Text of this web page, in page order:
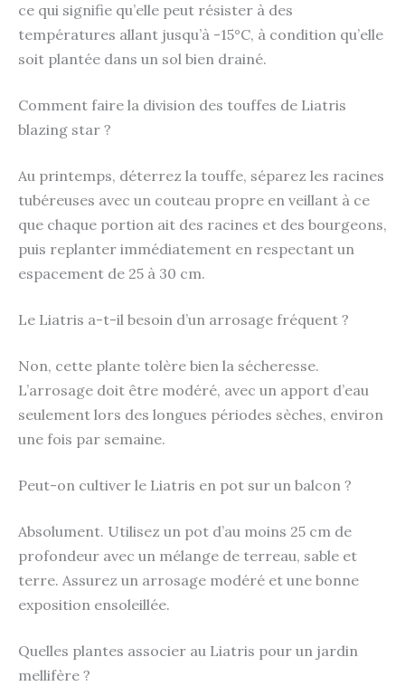
ce qui signifie qu’elle peut résister à des
températures allant jusqu’à -15°C, à condition qu’elle
soit plantée dans un sol bien drainé.
Comment faire la division des touffes de Liatris
blazing star ?
Au printemps, déterrez la touffe, séparez les racines
tubéreuses avec un couteau propre en veillant à ce
que chaque portion ait des racines et des bourgeons,
puis replanter immédiatement en respectant un
espacement de 25 à 30 cm.
Le Liatris a-t-il besoin d’un arrosage fréquent ?
Non, cette plante tolère bien la sécheresse.
L’arrosage doit être modéré, avec un apport d’eau
seulement lors des longues périodes sèches, environ
une fois par semaine.
Peut-on cultiver le Liatris en pot sur un balcon ?
Absolument. Utilisez un pot d’au moins 25 cm de
profondeur avec un mélange de terreau, sable et
terre. Assurez un arrosage modéré et une bonne
exposition ensoleillée.
Quelles plantes associer au Liatris pour un jardin
mellifère ?